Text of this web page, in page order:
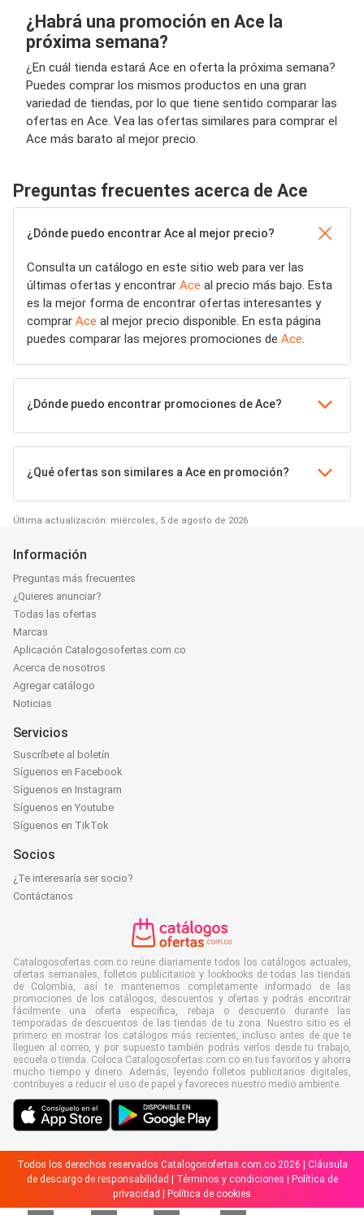
¿Habrá una promoción en Ace la
próxima semana?
¿En cuál tienda estará Ace en oferta la próxima semana?
Puedes comprar los mismos productos en una gran
variedad de tiendas, por lo que tiene sentido comparar las
ofertas en Ace. Vea las ofertas similares para comprar el
Ace más barato al mejor precio.
Preguntas frecuentes acerca de Ace
¿Dónde puedo encontrar Ace al mejor precio?
Consulta un catálogo en este sitio web para ver las
últimas ofertas y encontrar Ace al precio más bajo. Esta
es la mejor forma de encontrar ofertas interesantes y
comprar Ace al mejor precio disponible. En esta página
puedes comparar las mejores promociones de Ace
¿Dónde puedo encontrar promociones de Ace?
¿Qué ofertas son similares a Ace en promoción?
Última actualización: miércoles, 5 de agosto de 2026
Información
Preguntas más frecuentes
¿Quieres anunciar?
Todas las ofertas
Marcas
Aplicación Catalogosofertas.com.co
Acerca de nosotros
Agregar catálogo
Noticias
Servicios
Suscríbete al boletín
Síguenos en Facebook
Síguenos en Instagram
Síguenos en Youtube
Síguenos en TikTok
Socios
¿Te interesaría ser socio?
Contáctanos
Catalogosofertas.com.co reúne diariamente todos los catálogos actuales,
ofertas semanales, folletos publicitarios y lookbooks de todas las tiendas
de Colombia, así te mantenemos completamente informado de las
promociones de los catálogos, descuentos y ofertas y podrás encontrar
fácilmente una oferta específica, rebaja o descuento durante las
temporadas de descuentos de las tiendas de tu zona. Nuestro sitio es el
primero en mostrar los catálogos más recientes, incluso antes de que te
lleguen al correo, y por supuesto también podrás verlos desde tu trabajo,
escuela o tienda. Coloca Catalogosofertas.com.co en tus favoritos y ahorra
mucho tiempo y dinero. Además, leyendo folletos publicitarios digitales,
contribuyes a reducir el uso de papel y favoreces nuestro medio ambiente.
Todos los derechos reservados Catalogosofertas.com.co 2026 | Cláusula
de descargo de responsabilidad | Términos y condiciones | Política de
privacidad | Política de cookies